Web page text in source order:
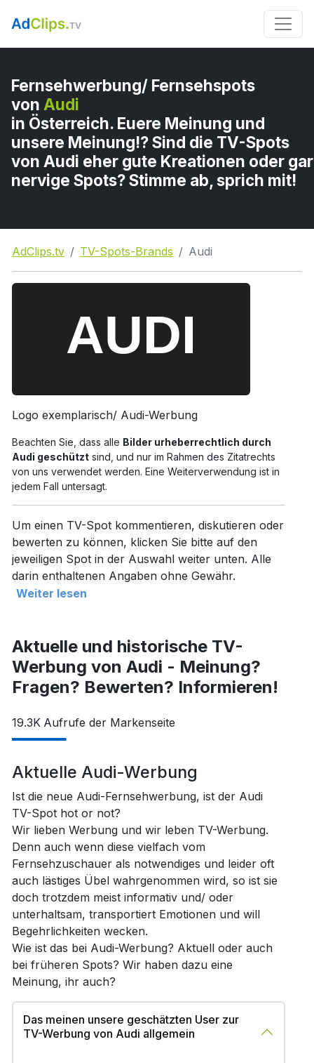
Fernsehwerbung/ Fernsehspots
von Audi
in Österreich. Euere Meinung und
unsere Meinung!? Sind die TV-Spots
von Audi eher gute Kreationen oder gar
nervige Spots? Stimme ab, sprich mit!
AdClips.tv TV-Spots-Brands Audi
Logo exemplarisch/ Audi-Werbung
Beachten Sie, dass alle Bilder urheberrechtlich durch
Audi geschütztsind, und nur im Rahmen des Zitatrechts
von uns verwendet werden. Eine Weiterverwendung ist in
jedem Fall untersagt.
Um einen TV-Spot kommentieren, diskutieren oder
bewerten zu können, klicken Sie bitte auf den
jeweiligen Spot in der Auswahl weiter unten. Alle
darin enthaltenen Angaben ohne Gewähr.
Weiter lesen
Aktuelle und historische TV-
Werbung von Audi - Meinung?
Fragen? Bewerten? Informieren!
19.3K Aufrufe der Markenseite
Aktuelle Audi-Werbung
Ist die neue Audi-Fernsehwerbung, ist der Audi
TV-Spot hot or not?
Wir lieben Werbung und wir leben TV-Werbung.
Denn auch wenn diese vielfach vom
Fernsehzuschauer als notwendiges und leider oft
auch lästiges Übel wahrgenommen wird, so ist sie
doch trotzdem meist informativ und/ oder
unterhaltsam, transportiert Emotionen und will
Begehrlichkeiten wecken.
Wie ist das bei Audi-Werbung? Aktuell oder auch
bei früheren Spots? Wir haben dazu eine
Meinung, ihr auch?
Das meinen unsere geschätzten User zur
TV-Werbung von Audi allgemein